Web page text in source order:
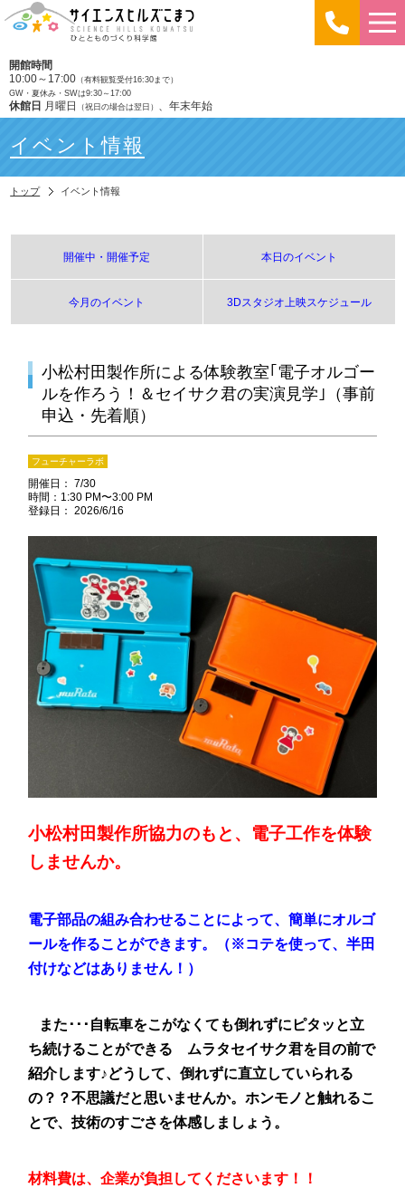
開館時間
10:00～17:00 （有料観覧受付16:30まで）
GW・夏休み・SWは9:30～17:00
休館日 月曜日 （祝日の場合は翌日） 、年末年始
イベント情報
トップ イベント情報
開催中・開催予定 本日のイベント
今月のイベント 3Dスタジオ上映スケジュール
小松村田製作所による体験教室｢電子オルゴー
ルを作ろう！＆セイサク君の実演見学｣（事前
申込・先着順）
フューチャーラボ
開催日： 7/30
時間：1:30 PM〜3:00 PM
登録日： 2026/6/16
小松村田製作所協力のもと、電子工作を体験
しませんか。
電子部品の組み合わせることによって、簡単にオルゴ
ールを作ることができます。
（※コテを使って、半田
付けなどはありません！）
また･･･自転車をこがなくても倒れずにピタッと立
ち続けることができる ムラタセイサク君を目の前で
紹介します♪どうして、倒れずに直立していられる
の？？不思議だと思いませんか。ホンモノと触れるこ
とで、技術のすごさを体感しましょう。
材料費は、企業が負担してくださいます！！